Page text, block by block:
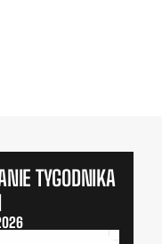
TYGODNIKA